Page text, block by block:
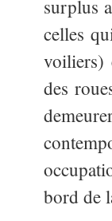
surplus
celles
voiliers)
des
bord de